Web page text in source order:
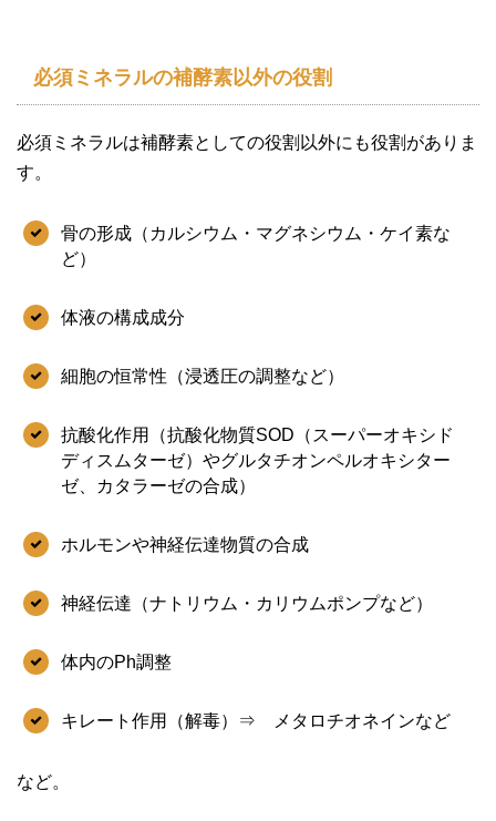
必須ミネラルの補酵素以外の役割
必須ミネラルは補酵素としての役割以外にも役割がありま
す。
骨の形成（カルシウム・マグネシウム・ケイ素な
ど）
体液の構成成分
細胞の恒常性（浸透圧の調整など）
抗酸化作用（抗酸化物質SOD（スーパーオキシド
ディスムターゼ）やグルタチオンペルオキシター
ゼ、カタラーゼの合成）
ホルモンや神経伝達物質の合成
神経伝達（ナトリウム・カリウムポンプなど）
体内のPh調整
キレート作用（解毒）⇒ メタロチオネインなど
など。